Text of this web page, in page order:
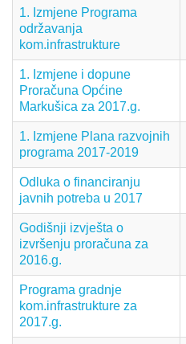
1. Izmjene Programa
održavanja
kom.infrastrukture
1. Izmjene i dopune
Proračuna Općine
Markušica za 2017.g.
1. Izmjene Plana razvojnih
programa 2017-2019
Odluka o financiranju
javnih potreba u 2017
Godišnji izvješta o
izvršenju proračuna za
2016.g.
Programa gradnje
kom.infrastrukture za
2017.g.